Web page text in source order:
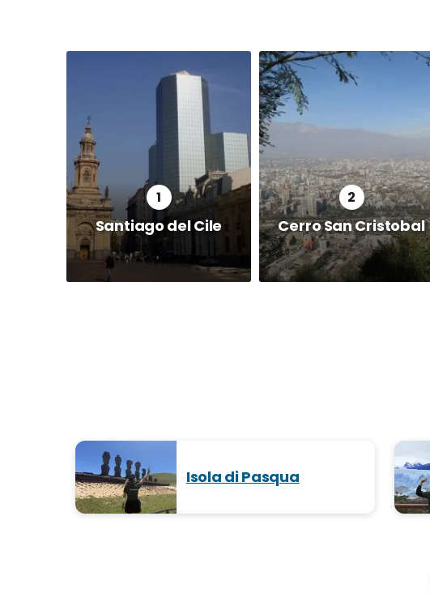
Santiago del Cile Cerro San Cristobal
Isola di Pasqua